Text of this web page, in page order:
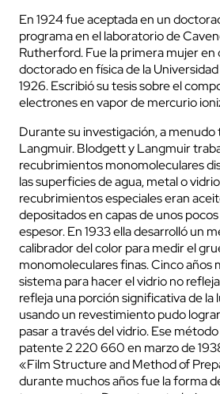
En 1924 fue aceptada en un
programa en el laboratorio de
Rutherford. Fue la primera mujer en
doctorado en física de la
1926. Escribió su tesis sobre el
electrones en vapor de mercurio
Durante su investigación, a menudo
Langmuir. Blodgett y Langmuir
recubrimientos monomoleculares
las superficies de agua, metal o
recubrimientos especiales eran
depositados en capas de unos
espesor. En 1933 ella desarrolló un
calibrador del color para medir el
monomoleculares finas. Cinco años
sistema para hacer el vidrio no
refleja una porción significativa de la
usando un revestimiento pudo
pasar a través del vidrio. Ese
patente 2 220 660 en marzo de
«Film Structure and Method of
durante muchos años fue la forma